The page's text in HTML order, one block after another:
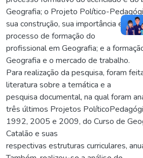
Geografia; o Projeto Político-
sua construção, sua importância e a
processo de formação do
profissional em Geografia; e a
Geografia e o mercado de trabalho.
Para realização da pesquisa, foram
literatura sobre a temática e a
pesquisa documental, na qual foram
três últimos Projetos
1992, 2005 e 2009, do Curso de
Catalão e suas
respectivas estruturas curriculares,